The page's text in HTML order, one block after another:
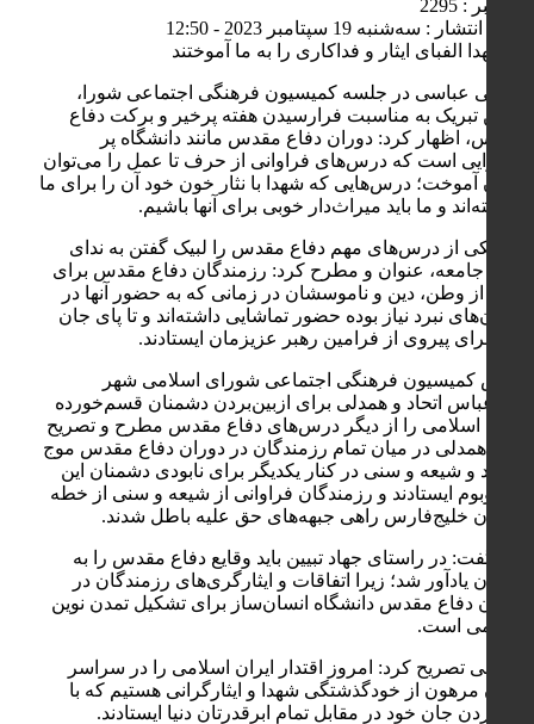
کد خبر : 2295
تاریخ انتشار : سه‌شنبه 19 سپتامبر 2023 - 12:50
عیسی عباسی در جلسه کمیسیون فرهنگی اجتماعی شورا،
ضمن تبریک به مناسبت فرارسیدن هفته پرخیر و برکت دفاع
مقدس، اظهار کرد: دوران دفاع مقدس مانند دانشگاه پر
محتوایی است که درس‌های فراوانی از حرف تا عمل را می‌توان
در آن آموخت؛ درس‌هایی که شهدا با نثار خون خود آن را برای ما
آموخته‌اند و ما باید میراث‌دار خوبی برای آنها باشیم.
وی یکی از درس‌های مهم دفاع مقدس را لبیک گفتن به ندای
رهبر جامعه، عنوان و مطرح کرد: رزمندگان دفاع مقدس برای
دفاع از وطن، دین و ناموسشان در زمانی که به حضور آنها در
میدان‌های نبرد نیاز بوده حضور تماشایی داشته‌اند و تا پای جان
خود برای پیروی از فرامین رهبر عزیزمان ایستادند.
رئیس کمیسیون فرهنگی اجتماعی شورای اسلامی شهر
بندرعباس اتحاد و همدلی برای ازبین‌بردن دشمنان قسم‌خورده
ایران اسلامی را از دیگر درس‌های دفاع مقدس مطرح و تصریح
کرد: همدلی در میان تمام رزمندگان در دوران دفاع مقدس موج
می‌زد و شیعه و سنی در کنار یکدیگر برای نابودی دشمنان این
مرزوبوم ایستادند و رزمندگان فراوانی از شیعه و سنی از خطه
نیلگون خلیج‌فارس راهی جبهه‌های حق علیه باطل شدند.
وی گفت: در راستای جهاد تبیین باید وقایع دفاع مقدس را به
جوانان یادآور شد؛ زیرا اتفاقات و ایثارگری‌های رزمندگان در
دوران دفاع مقدس دانشگاه انسان‌ساز برای تشکیل تمدن نوین
اسلامی است.
عباسی تصریح کرد: امروز اقتدار ایران اسلامی را در سراسر
جهان مرهون از خودگذشتگی شهدا و ایثارگرانی هستیم که با
فداکردن جان خود در مقابل تمام ابرقدرتان دنیا ایستادند.